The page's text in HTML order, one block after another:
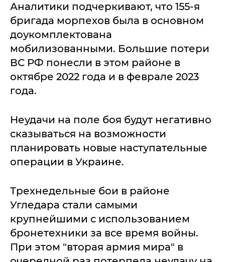
Аналитики подчеркивают, что 155-я
бригада морпехов была в основном
доукомплектована
мобилизованными. Большие потери
ВС РФ понесли в этом районе в
октябре 2022 года и в феврале 2023
года.
Неудачи на поле боя будут негативно
сказываться на возможности
планировать новые наступательные
операции в Украине.
Трехнедельные бои в районе
Угледара стали самыми
крупнейшими с использованием
бронетехники за все время войны.
При этом "вторая армия мира" в